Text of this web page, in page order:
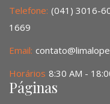
Telefone: (041) 3016-
1669
Email:
Horários 8:30 AM -
Páginas